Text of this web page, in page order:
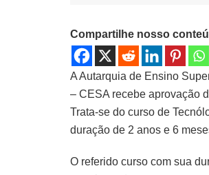
Compartilhe nosso
A Autarquia de Ensino
– CESA recebe aprovação
Trata-se do curso de
duração de 2 anos e 6
O referido curso com sua